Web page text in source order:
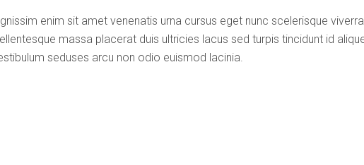
enim sit amet venenatis urna cursus eget nunc scelerisque
massa placerat duis ultricies lacus sed turpis tincidunt id
seduses arcu non odio euismod lacinia.